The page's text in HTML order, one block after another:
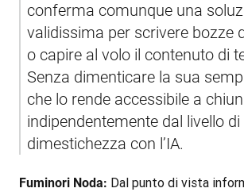
conferma comunque una
validissima per scrivere bozze
o capire al volo il contenuto di
Senza dimenticare la sua
che lo rende accessibile a
indipendentemente dal livello di
dimestichezza con l’IA.
Fuminori Noda: Dal punto di vista